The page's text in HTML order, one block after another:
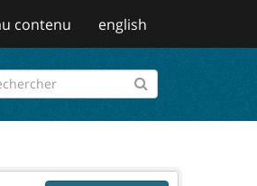
contenu english